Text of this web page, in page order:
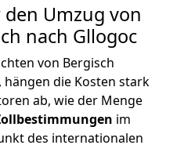
Umzug von
nach Gllogoc
von Bergisch
hängen die Kosten stark
ab, wie der Menge
im
des internationalen